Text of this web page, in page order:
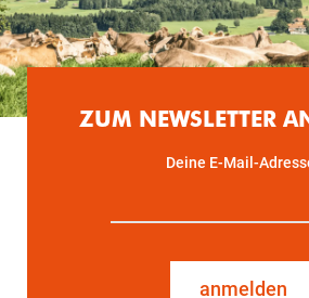
ZUM NEWSLETTER
Deine E-Mail-
anmelden